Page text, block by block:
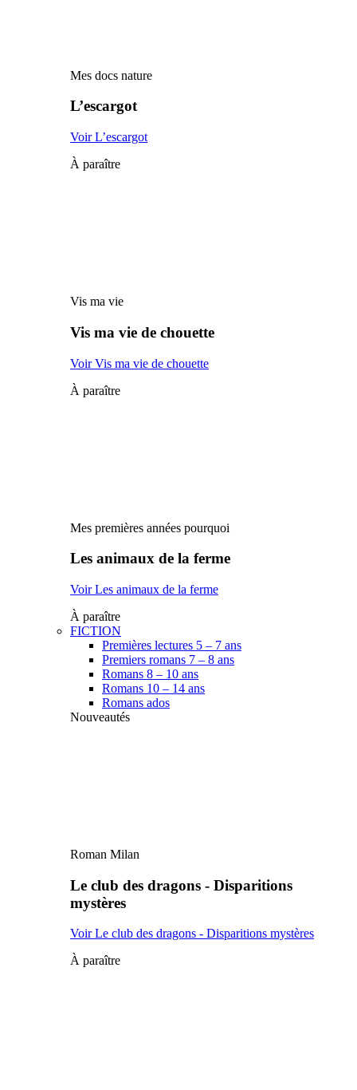
Mes docs nature
L’escargot
Voir L’escargot
À paraître
Vis ma vie
Vis ma vie de chouette
Voir Vis ma vie de chouette
À paraître
Mes premières années pourquoi
Les animaux de la ferme
Voir Les animaux de la ferme
À paraître
FICTION
Premières lectures 5 – 7 ans
Premiers romans 7 – 8 ans
Romans 8 – 10 ans
Romans 10 – 14 ans
Romans ados
Nouveautés
Roman Milan
Le club des dragons - Disparitions
mystères
Voir Le club des dragons - Disparitions mystères
À paraître